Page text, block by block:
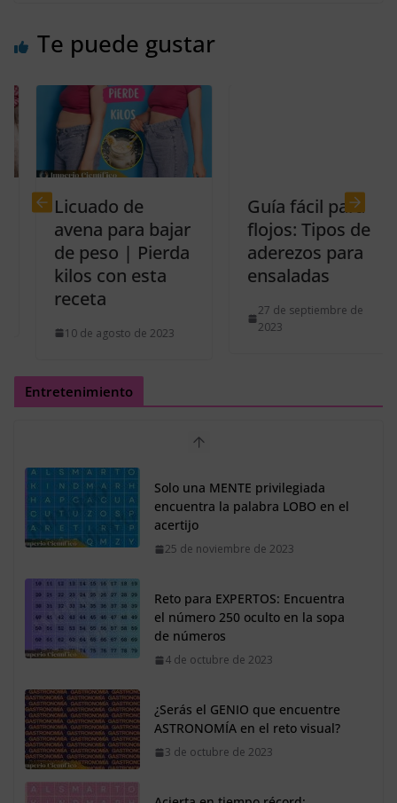
Te puede gustar
Licuado de
avena para bajar
de peso | Pierda
kilos con esta
receta
10 de agosto de 2023
Guía fácil para
flojos: Tipos de
aderezos para
ensaladas
27 de septiembre de
2023
Entretenimiento
Reto para EXPERTOS: Encuentra
el número 250 oculto en la sopa
de números
4 de octubre de 2023
¿Serás el GENIO que encuentre
ASTRONOMÍA en el reto visual?
3 de octubre de 2023
Encuentra la palabra CONEJO en
el acertijo
2 de octubre de 2023